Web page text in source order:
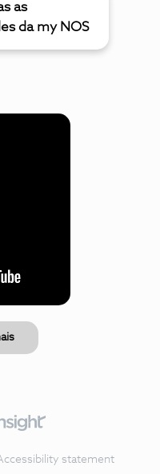
as
da my NOS
statement